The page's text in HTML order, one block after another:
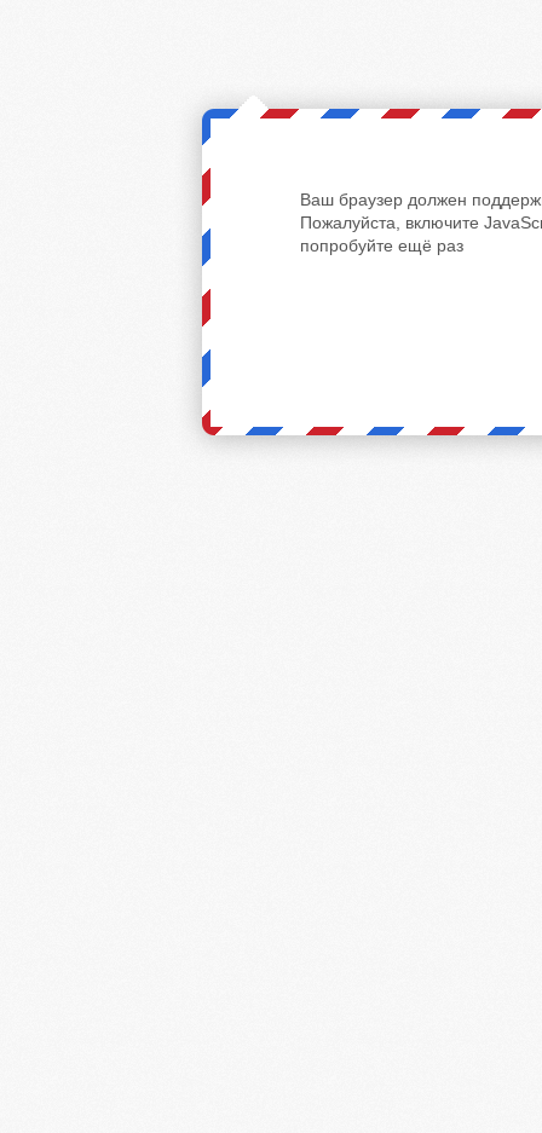
Ваш браузер должен
Пожалуйста, включите
попробуйте ещё раз